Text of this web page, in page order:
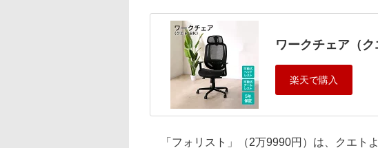
ワークチェア（ク
「フォリスト」（2万9990円）は、クエト